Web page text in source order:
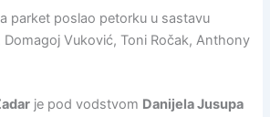
parket poslao petorku u sastavu
Domagoj Vuković, Toni Ročak, Anthony
je pod vodstvom Danijela Jusupa